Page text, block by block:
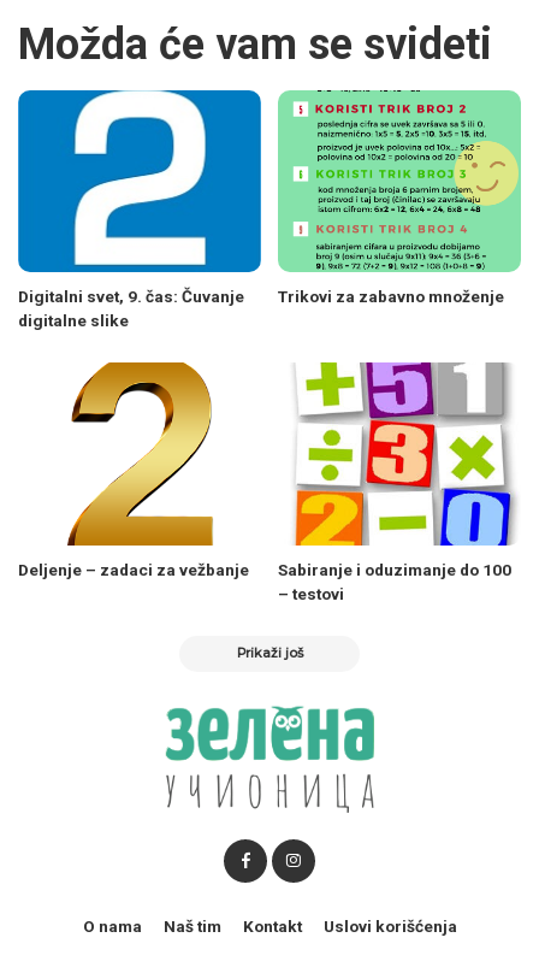
Možda će vam se svideti
Digitalni svet, 9. čas: Čuvanje
digitalne slike
Trikovi za zabavno množenje
Deljenje – zadaci za vežbanje
Sabiranje i oduzimanje do 100
– testovi
Prikaži još
O nama Naš tim Kontakt Uslovi korišćenja